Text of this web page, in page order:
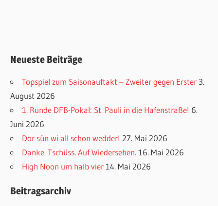
Neueste Beiträge
Topspiel zum Saisonauftakt – Zweiter gegen Erster 3.
August 2026
1. Runde DFB-Pokal: St. Pauli in die Hafenstraße! 6.
Juni 2026
Dor sün wi all schon wedder! 27. Mai 2026
Danke. Tschüss. Auf Wiedersehen. 16. Mai 2026
High Noon um halb vier 14. Mai 2026
Beitragsarchiv